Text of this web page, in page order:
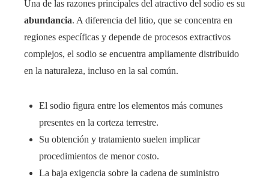
Una de las razones principales del atractivo del sodio es su
abundancia. A diferencia del litio, que se concentra en
regiones específicas y depende de procesos extractivos
complejos, el sodio se encuentra ampliamente distribuido
en la naturaleza, incluso en la sal común.
El sodio figura entre los elementos más comunes
presentes en la corteza terrestre.
Su obtención y tratamiento suelen implicar
procedimientos de menor costo.
La baja exigencia sobre la cadena de suministro